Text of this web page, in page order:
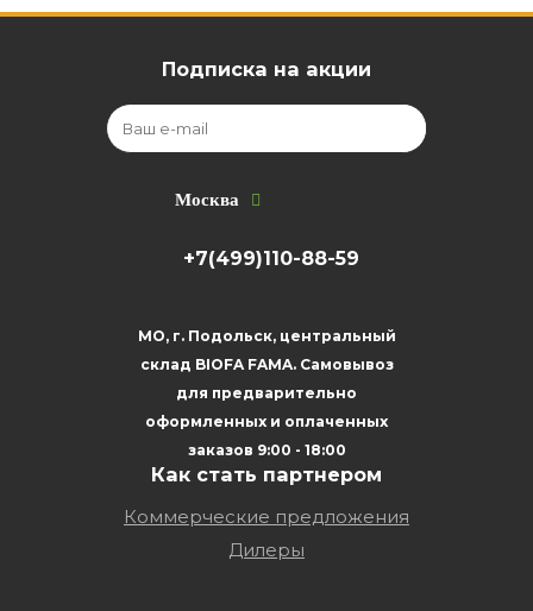
Подписка на акции
Москва
+7(499)110-88-59
МО, г. Подольск, центральный
склад BIOFA FAMA. Самовывоз
для предварительно
оформленных и оплаченных
заказов 9:00 - 18:00
Как стать партнером
Коммерческие предложения
Дилеры